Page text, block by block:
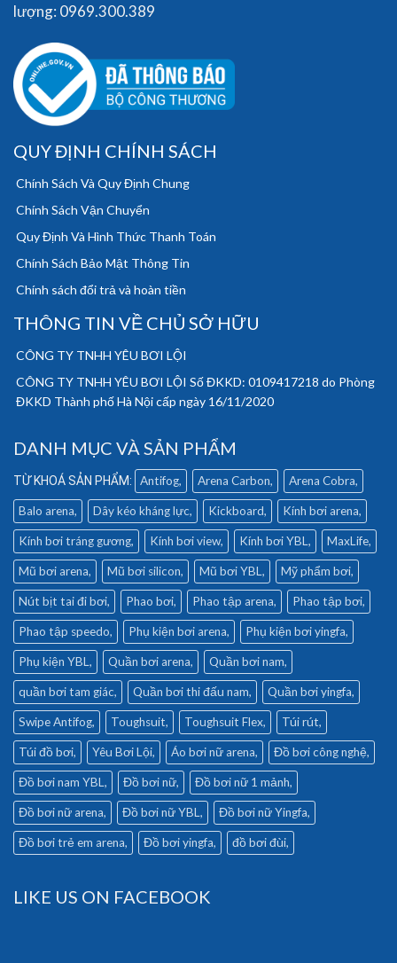
lượng: 0969.300.389
QUY ĐỊNH CHÍNH SÁCH
Chính Sách Và Quy Định Chung
Chính Sách Vận Chuyển
Quy Định Và Hình Thức Thanh Toán
Chính Sách Bảo Mật Thông Tin
Chính sách đổi trả và hoàn tiền
THÔNG TIN VỀ CHỦ SỞ HỮU
CÔNG TY TNHH YÊU BƠI LỘI
CÔNG TY TNHH YÊU BƠI LỘI Số ĐKKD: 0109417218 do Phòng
ĐKKD Thành phố Hà Nội cấp ngày 16/11/2020
DANH MỤC VÀ SẢN PHẨM
Antifog Arena Carbon Arena Cobra
Balo arena Dây kéo kháng lực Kickboard Kính bơi arena
Kính bơi tráng gương Kính bơi view Kính bơi YBL MaxLife
Mũ bơi arena Mũ bơi silicon Mũ bơi YBL Mỹ phẩm bơi
Nút bịt tai đi bơi Phao bơi Phao tập arena Phao tập bơi
Phao tập speedo Phụ kiện bơi arena Phụ kiện bơi yingfa
Phụ kiện YBL Quần bơi arena Quần bơi nam
quần bơi tam giác Quần bơi thi đấu nam Quần bơi yingfa
Swipe Antifog Toughsuit Toughsuit Flex Túi rút
Túi đồ bơi Yêu Bơi Lội Áo bơi nữ arena Đồ bơi công nghệ
Đồ bơi nam YBL Đồ bơi nữ Đồ bơi nữ 1 mảnh
Đồ bơi nữ arena Đồ bơi nữ YBL Đồ bơi nữ Yingfa
Đồ bơi trẻ em arena Đồ bơi yingfa đồ bơi đùi
LIKE US ON FACEBOOK